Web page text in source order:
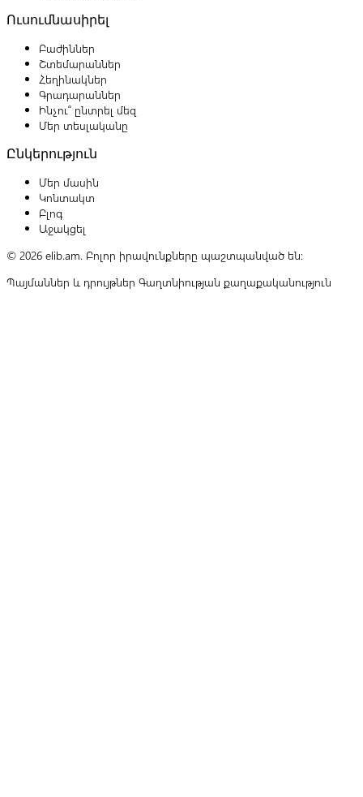
Ուսումնասիրել
Բաժիններ
Շտեմարաններ
Հեղինակներ
Գրադարաններ
Ինչու՞ ընտրել մեզ
Մեր տեսլականը
Ընկերություն
Մեր մասին
Կոնտակտ
Բլոգ
Աջակցել
© 2026 elib.am. Բոլոր իրավունքները պաշտպանված են:
Պայմաններ և դրույթներ Գաղտնիության քաղաքականություն